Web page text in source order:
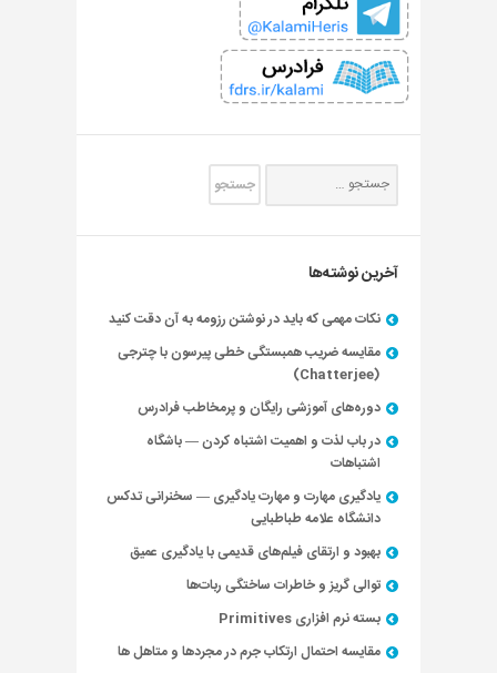
آخرین نوشته‌ها
نکات مهمی که باید در نوشتن رزومه به آن دقت کنید
مقایسه ضریب همبستگی خطی پیرسون با چترجی
(Chatterjee)
دوره‌های آموزشی رایگان و پرمخاطب فرادرس
در باب لذت و اهمیت اشتباه کردن — باشگاه
اشتباهات
یادگیری مهارت و مهارت یادگیری — سخنرانی تدکس
دانشگاه علامه طباطبایی
بهبود و ارتقای فیلم‌های قدیمی با یادگیری عمیق
توالی گریز و خاطرات ساختگی ربات‌ها
بسته نرم افزاری Primitives
مقایسه احتمال ارتکاب جرم در مجردها و متاهل ها